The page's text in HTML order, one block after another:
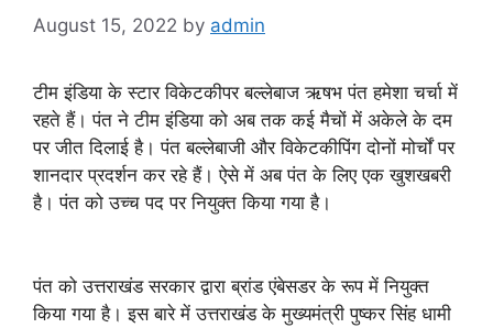
August 15, 2022 by admin
टीम इंडिया के स्टार विकेटकीपर बल्लेबाज ऋषभ पंत हमेशा चर्चा में
रहते हैं। पंत ने टीम इंडिया को अब तक कई मैचों में अकेले के दम
पर जीत दिलाई है। पंत बल्लेबाजी और विकेटकीपिंग दोनों मोर्चों पर
शानदार प्रदर्शन कर रहे हैं। ऐसे में अब पंत के लिए एक खुशखबरी
है। पंत को उच्च पद पर नियुक्त किया गया है।
पंत को उत्तराखंड सरकार द्वारा ब्रांड एंबेसडर के रूप में नियुक्त
किया गया है। इस बारे में उत्तराखंड के मुख्यमंत्री पुष्कर सिंह धामी